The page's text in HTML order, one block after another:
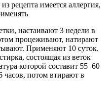
рецепта имеется аллергия,
настаивают 3 недели в
процеживают, натирают
Применяют 10 суток.
состоящая из веток
которой составит 55–60
часов, потом втирают в